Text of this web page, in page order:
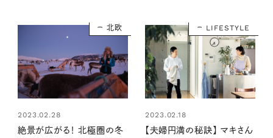
北欧
2023.02.28
絶景が広がる！ 北極圏の冬
LIFESTYLE
2023.02.18
【夫婦円満の秘訣】 マキさん